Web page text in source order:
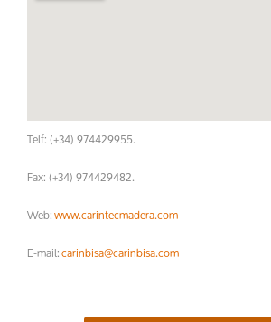
Telf: (+34) 974429955.
Fax: (+34) 974429482.
Web:www.carintecmadera.com
E-mail:carinbisa@carinbisa.com